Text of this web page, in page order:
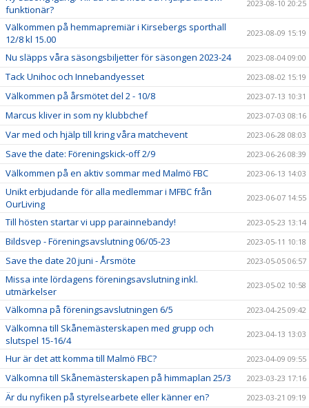
funktionär?
2023-08-10 20:25
Välkommen på hemmapremiär i Kirsebergs sporthall
12/8 kl 15.00
2023-08-09 15:19
Nu släpps våra säsongsbiljetter för säsongen 2023-24 2023-08-04 09:00
Tack Unihoc och Innebandyesset 2023-08-02 15:19
Välkommen på årsmötet del 2 - 10/8 2023-07-13 10:31
Marcus kliver in som ny klubbchef 2023-07-03 08:16
Var med och hjälp till kring våra matchevent 2023-06-28 08:03
Save the date: Föreningskick-off 2/9 2023-06-26 08:39
Välkommen på en aktiv sommar med Malmö FBC 2023-06-13 14:03
Unikt erbjudande för alla medlemmar i MFBC från
OurLiving
2023-06-07 14:55
Till hösten startar vi upp parainnebandy! 2023-05-23 13:14
Bildsvep - Föreningsavslutning 06/05-23 2023-05-11 10:18
Save the date 20 juni - Årsmöte 2023-05-05 06:57
Missa inte lördagens föreningsavslutning inkl.
utmärkelser
2023-05-02 10:58
Välkomna på föreningsavslutningen 6/5 2023-04-25 09:42
Välkomna till Skånemästerskapen med grupp och
slutspel 15-16/4
2023-04-13 13:03
Hur är det att komma till Malmö FBC? 2023-04-09 09:55
Välkomna till Skånemästerskapen på himmaplan 25/3 2023-03-23 17:16
Är du nyfiken på styrelsearbete eller känner en? 2023-03-21 09:19